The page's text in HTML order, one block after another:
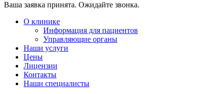
Ваша заявка принята. Ожидайте звонка.
О клинике
Информация для пациентов
Управляющие органы
Наши услуги
Цены
Лицензии
Контакты
Наши специалисты